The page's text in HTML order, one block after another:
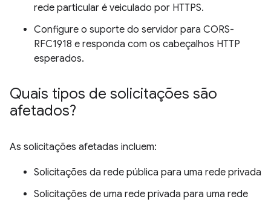
rede particular é veiculado por HTTPS.
Configure o suporte do servidor para CORS-
RFC1918 e responda com os cabeçalhos HTTP
esperados.
Quais tipos de solicitações são
afetados?
As solicitações afetadas incluem:
Solicitações da rede pública para uma rede privada
Solicitações de uma rede privada para uma rede